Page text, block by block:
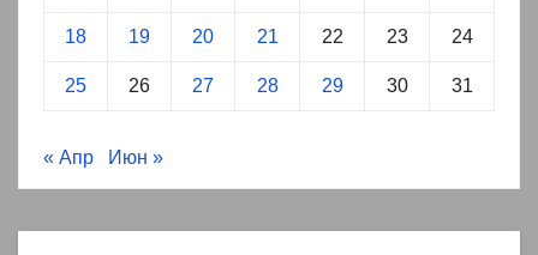
18 19 20 21 22 23 24
25 26 27 28 29 30 31
« Апр Июн »